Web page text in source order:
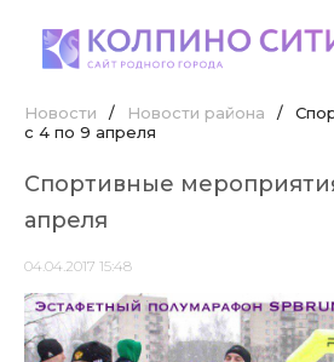
Новости / Новости района /
с 4 по 9 апреля
Спортивные
апреля
04.04.2017 15:48